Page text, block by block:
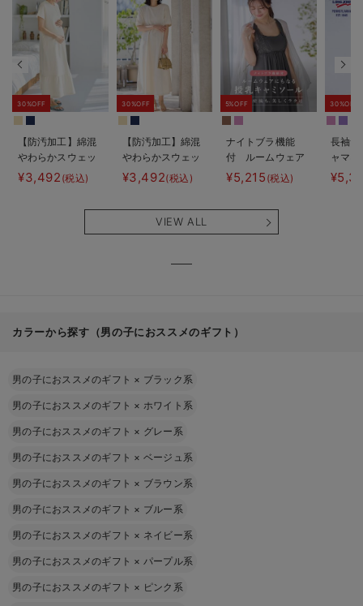
30%OFF
【防汚加工】綿混
やわらかスウェッ
ト半袖ティアード
ネグリジェ マタ
¥3,492 (税込)
30%OFF
【防汚加工】綿混
やわらかスウェッ
ト半袖フレアワン
ピース マタニテ
も長く使える】
¥3,492(税込)
5%OFF
ナイトブラ機能
付 ルームウェア
にもなる授乳キャ
ミソール
¥5,215 (税込)
30%OFF
長袖サ
ャマ
ェー
VIEW ALL
カラーから探す（男の子におススメのギフト）
男の子におススメのギフト × ブラック系
男の子におススメのギフト × ホワイト系
男の子におススメのギフト × グレー系
男の子におススメのギフト × ベージュ系
男の子におススメのギフト × ブラウン系
男の子におススメのギフト × ブルー系
男の子におススメのギフト × ネイビー系
男の子におススメのギフト × パープル系
男の子におススメのギフト × ピンク系